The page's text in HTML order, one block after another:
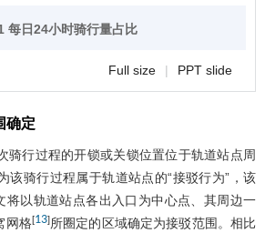
每日24小时骑行量占比
Full size | PPT slide
确定
骑行过程的开锁或关锁位置位于轨道站点周
该骑行过程属于轨道站点的“接驳行为”，该
将以轨道站点各出入口为中心点、其周边一
网格[13]所圈定的区域确定为接驳范围。相比